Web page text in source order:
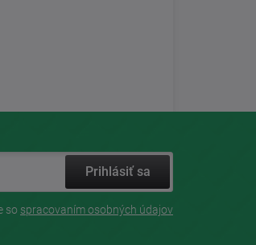
Prihlásiť sa
so spracovaním osobných údajov